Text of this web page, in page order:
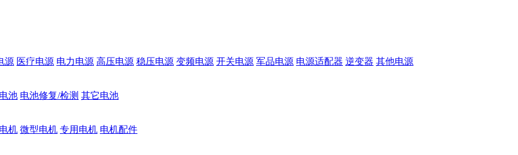
源 医疗电源 电力电源 高压电源 稳压电源 变频电源 开关电源 军品电源 电源适配器 逆变器 其他电源
池 电池修复/检测 其它电池
机 微型电机 专用电机 电机配件